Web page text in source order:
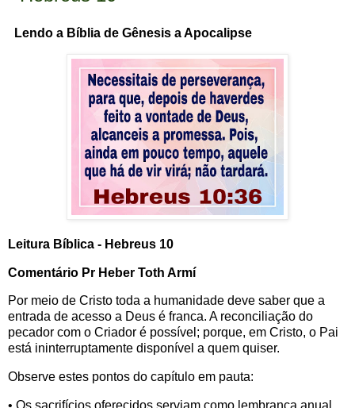
Lendo a Bíblia de Gênesis a Apocalipse
Leitura Bíblica - Hebreus 10
Comentário Pr Heber Toth Armí
Por meio de Cristo toda a humanidade deve saber que a
entrada de acesso a Deus é franca. A reconciliação do
pecador com o Criador é possível; porque, em Cristo, o Pai
está ininterruptamente disponível a quem quiser.
Observe estes pontos do capítulo em pauta:
• Os sacrifícios oferecidos serviam como lembrança anual